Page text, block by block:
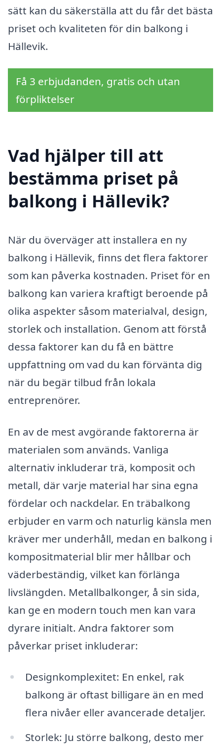
sätt kan du säkerställa att du får det bästa
priset och kvaliteten för din balkong i
Hällevik.
Få 3 erbjudanden, gratis och utan
förpliktelser
Vad hjälper till att
bestämma priset på
balkong i Hällevik?
När du överväger att installera en ny
balkong i Hällevik, finns det flera faktorer
som kan påverka kostnaden. Priset för en
balkong kan variera kraftigt beroende på
olika aspekter såsom materialval, design,
storlek och installation. Genom att förstå
dessa faktorer kan du få en bättre
uppfattning om vad du kan förvänta dig
när du begär tilbud från lokala
entreprenörer.
En av de mest avgörande faktorerna är
materialen som används. Vanliga
alternativ inkluderar trä, komposit och
metall, där varje material har sina egna
fördelar och nackdelar. En träbalkong
erbjuder en varm och naturlig känsla men
kräver mer underhåll, medan en balkong i
kompositmaterial blir mer hållbar och
väderbeständig, vilket kan förlänga
livslängden. Metallbalkonger, å sin sida,
kan ge en modern touch men kan vara
dyrare initialt. Andra faktorer som
påverkar priset inkluderar:
Designkomplexitet: En enkel, rak
balkong är oftast billigare än en med
flera nivåer eller avancerade detaljer.
Storlek: Ju större balkong, desto mer